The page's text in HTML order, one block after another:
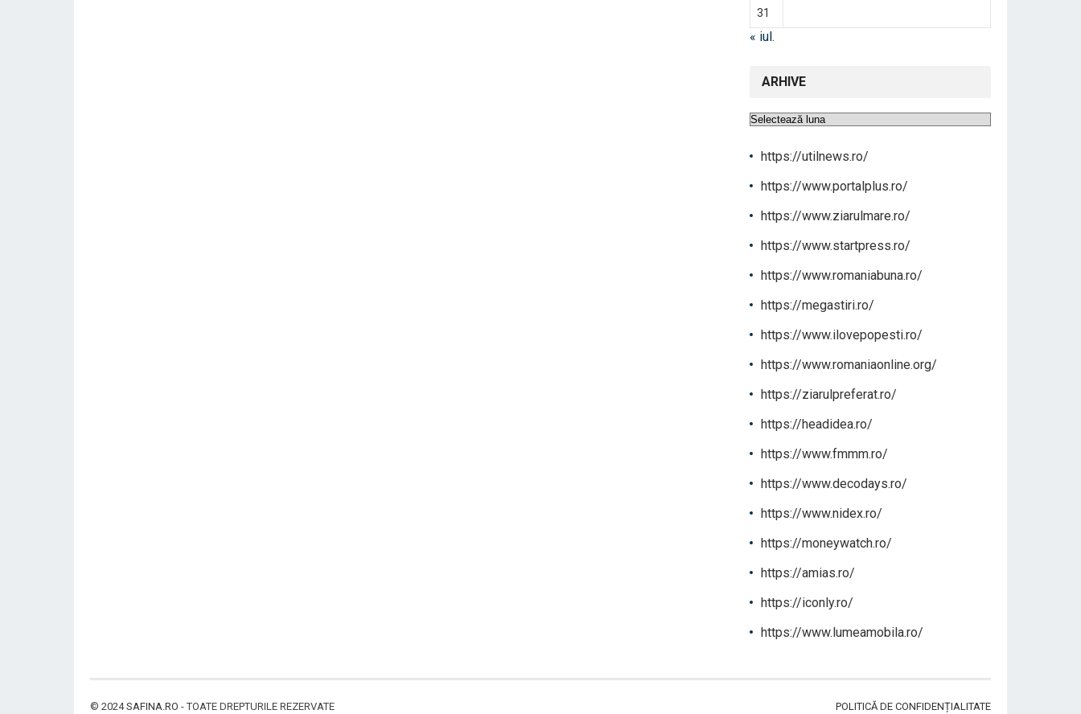
31
« iul.
ARHIVE
Arhive
https://utilnews.ro/
https://www.portalplus.ro/
https://www.ziarulmare.ro/
https://www.startpress.ro/
https://www.romaniabuna.ro/
https://megastiri.ro/
https://www.ilovepopesti.ro/
https://www.romaniaonline.org/
https://ziarulpreferat.ro/
https://headidea.ro/
https://www.fmmm.ro/
https://www.decodays.ro/
https://www.nidex.ro/
https://moneywatch.ro/
https://amias.ro/
https://iconly.ro/
https://www.lumeamobila.ro/
© 2024SAFINA.RO - TOATE DREPTURILE REZERVATE POLITICĂ DE CONFIDENȚIALITATE